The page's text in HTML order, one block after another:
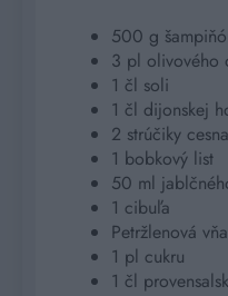
500 g
3 pl olivového
1 čl soli
1 čl dijonskej
2 strúčiky
1 bobkový list
50 ml
1 cibuľa
Petržlenová
1 pl cukru
1 čl